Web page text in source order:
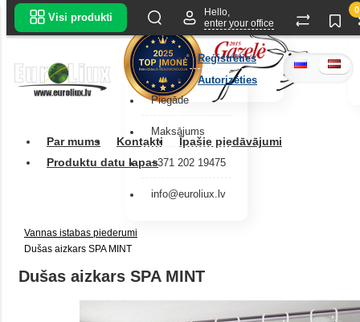
Piegāde
Maksājums
+371 202 19475
info@euroliux.lv
Par mums Kontakti
Īpašie piedāvājumi
Produktu datu lapas
Visi produkti
Hello,
enter your office
Reģistrēties
Autorizēties
0
Vannas istabas piederumi
Dušas aizkars SPA MINT
Dušas aizkars SPA MINT